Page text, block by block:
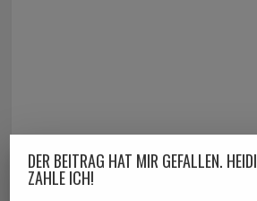
DER BEITRAG HAT MIR GEFALLEN.
ZAHLE ICH!